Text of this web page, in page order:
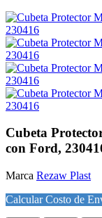
Cubeta
con Ford,
Marca Rezaw Plast
Calcular Costo de